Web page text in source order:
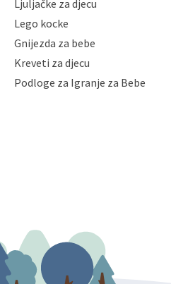
samo onim svojim
isti potrebni radi provedbe
zakonima. Napominjemo
u potpunosti ili djelomice,
obrade Vaših osobnih
možete podnijeti poštom na
e-mailom na adresu:
Ljuljačke za djecu
Lego kocke
Gnijezda za bebe
Kreveti za djecu
Podloge za Igranje za Bebe